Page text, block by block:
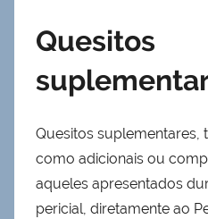
Quesitos
Quesitos suplementares,
como adicionais ou
aqueles apresentados
pericial, diretamente ao